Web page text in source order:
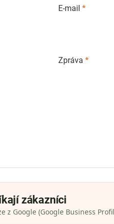
E-mail*
Zpráva*
zákazníci
z Google (Google Business